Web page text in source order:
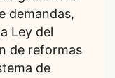
demandas,
Ley del
de reformas
de